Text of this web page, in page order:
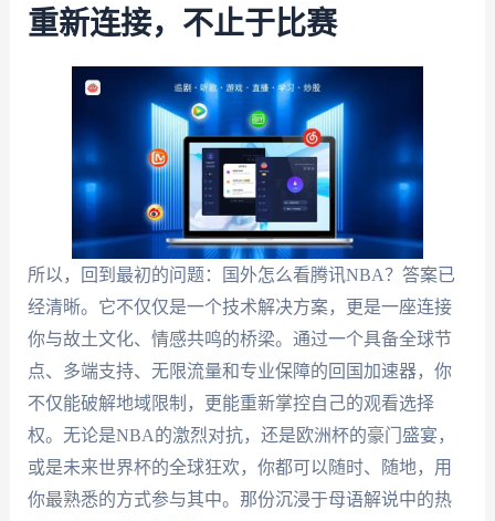
重新连接，不止于比赛
所以，回到最初的问题：国外怎么看腾讯NBA？答案已
经清晰。它不仅仅是一个技术解决方案，更是一座连接
你与故土文化、情感共鸣的桥梁。通过一个具备全球节
点、多端支持、无限流量和专业保障的回国加速器，你
不仅能破解地域限制，更能重新掌控自己的观看选择
权。无论是NBA的激烈对抗，还是欧洲杯的豪门盛宴，
或是未来世界杯的全球狂欢，你都可以随时、随地，用
你最熟悉的方式参与其中。那份沉浸于母语解说中的热